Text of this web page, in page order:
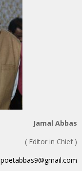
Jamal Abbas
( Editor in Chief )
poetabbas9@gmail.com